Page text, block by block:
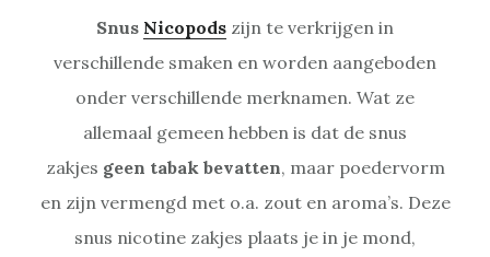
Snus Nicopods zijn te verkrijgen in
verschillende smaken en worden aangeboden
onder verschillende merknamen. Wat ze
allemaal gemeen hebben is dat de snus
zakjes geen tabak bevatten, maar poedervorm
en zijn vermengd met o.a. zout en aroma’s. Deze
snus nicotine zakjes plaats je in je mond,